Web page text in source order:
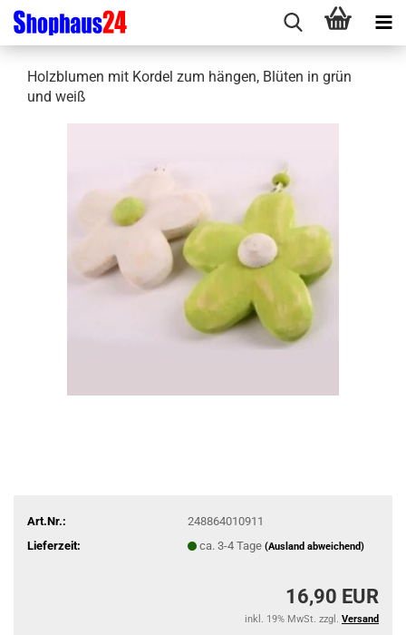
Holzblumen mit Kordel zum hängen, Blüten in grün
und weiß
Art.Nr.:
248864010911
Lieferzeit:
ca. 3-4 Tage (Ausland abweichend)
16,90 EUR
inkl. 19% MwSt. zzgl. Versand